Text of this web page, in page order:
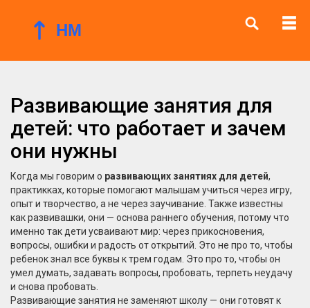
Развивающие занятия для
детей: что работает и зачем
они нужны
Когда мы говорим о развивающих занятиях для детей,
практикках, которые помогают малышам учиться через игру,
опыт и творчество, а не через заучивание . Также известны
какразвивашки, они — основа раннего обучения, потому что
именно так дети усваивают мир: через прикосновения,
вопросы, ошибки и радость от открытий. Это не про то, чтобы
ребенок знал все буквы к трем годам. Это про то, чтобы он
умел думать, задавать вопросы, пробовать, терпеть неудачу
и снова пробовать.
Развивающие занятия не заменяют школу — они готовят к